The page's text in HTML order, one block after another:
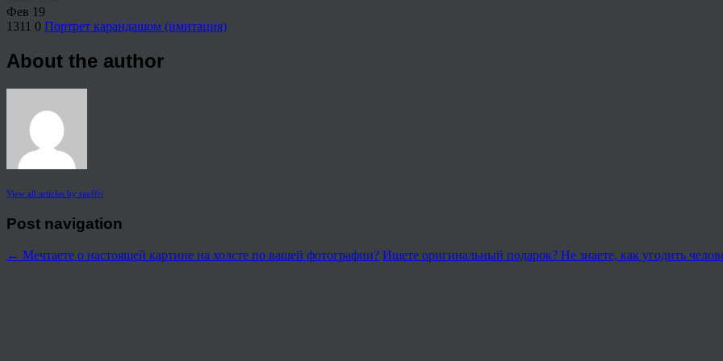
Фев 19
1311 0 Портрет карандашом (имитация)
About the author
View all articles by rauffri
Post navigation
← Мечтаете о настоящей картине на холсте по вашей фотографии? Ищете оригинальный подарок? Не знаете, как угодить